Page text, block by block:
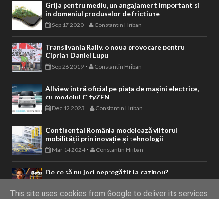
Grija pentru mediu, un angajament important si
in domeniul produselor de frictiune
Sep 17 2020 - Constantin Hriban
Transilvania Rally, o noua provocare pentru
Ciprian Daniel Lupu
Sep 26 2019 - Constantin Hriban
Allview intră oficial pe piața de mașini electrice,
cu modelul CityZEN
Dec 12 2023 - Constantin Hriban
Continental România modelează viitorul
mobilității prin inovație și tehnologii
Mar 14 2024- Constantin Hriban
De ce să nu joci nepregătit la cazinou?
This site uses cookies from Google to deliver its services